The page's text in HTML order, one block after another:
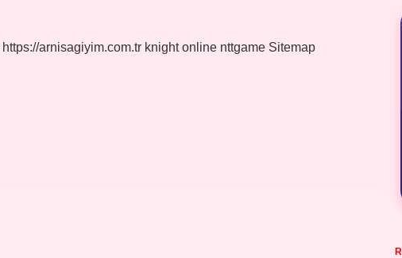
https://arnisagiyim.com.tr knight online nttgame Sitemap